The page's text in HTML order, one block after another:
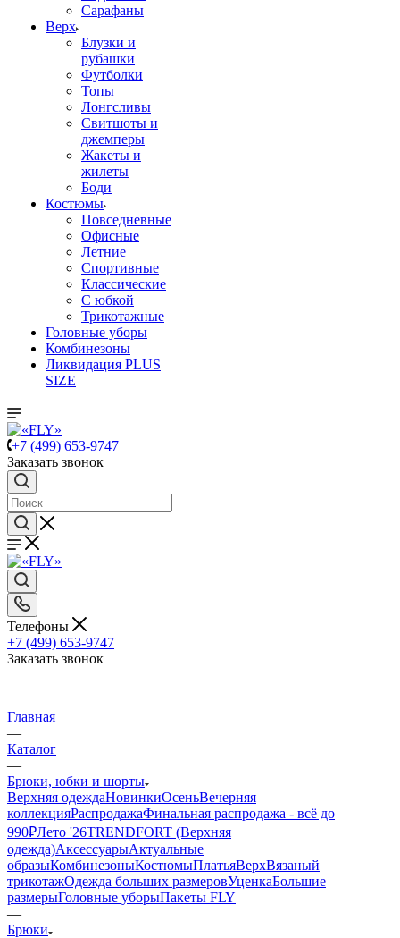
Сарафаны
Верх
Блузки и
рубашки
Футболки
Топы
Лонгсливы
Свитшоты и
джемперы
Жакеты и
жилеты
Боди
Костюмы
Повседневные
Офисные
Летние
Спортивные
Классические
С юбкой
Трикотажные
Головные уборы
Комбинезоны
Ликвидация PLUS
SIZE
+7 (499) 653-9747
Заказать звонок
Телефоны
+7 (499) 653-9747
Заказать звонок
Главная
—
Каталог
—
Брюки, юбки и шорты
Верхняя одеждаНовинкиОсеньВечерняя
коллекцияРаспродажаФинальная распродажа - всё до
990₽Лето '26TRENDFORT (Верхняя
одежда)АксессуарыАктуальные
образыКомбинезоныКостюмыПлатьяВерхВязаный
трикотажОдежда больших размеровУценкаБольшие
размерыГоловные уборыПакеты FLY
—
Брюки